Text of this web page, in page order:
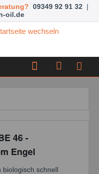
09349 92 91 32 |
oil.de
46 -
Engel
biologisch schnell